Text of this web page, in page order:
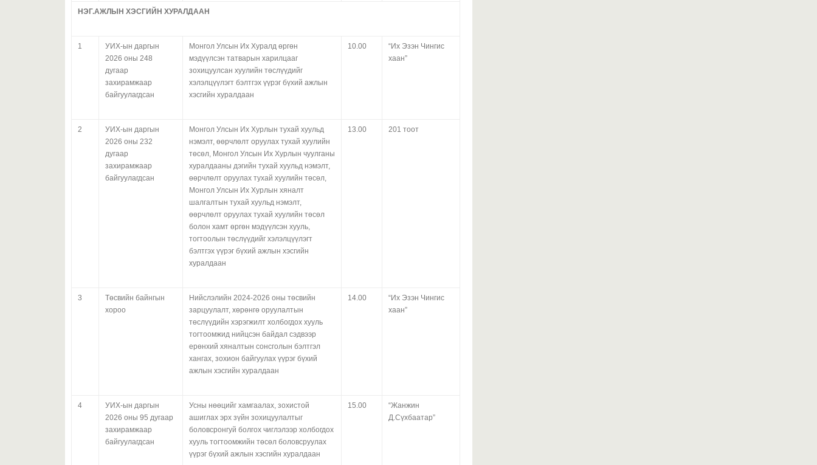
НЭГ.АЖЛЫН ХЭСГИЙН ХУРАЛДААН
1
УИХ-ын даргын
2026 оны 248
дугаар
захирамжаар
байгуулагдсан
Монгол Улсын Их Хуралд өргөн
мэдүүлсэн татварын харилцааг
зохицуулсан хуулийн төслүүдийг
хэлэлцүүлэгт бэлтгэх үүрэг бүхий ажлын
хэсгийн хуралдаан
10.00
“Их Эзэн Чингис
хаан”
2
УИХ-ын даргын
2026 оны 232
дугаар
захирамжаар
байгуулагдсан
Монгол Улсын Их Хурлын тухай хуульд
нэмэлт, өөрчлөлт оруулах тухай хуулийн
төсөл, Монгол Улсын Их Хурлын чуулганы
хуралдааны дэгийн тухай хуульд нэмэлт,
өөрчлөлт оруулах тухай хуулийн төсөл,
Монгол Улсын Их Хурлын хяналт
шалгалтын тухай хуульд нэмэлт,
өөрчлөлт оруулах тухай хуулийн төсөл
болон хамт өргөн мэдүүлсэн хууль,
тогтоолын төслүүдийг хэлэлцүүлэгт
бэлтгэх үүрэг бүхий ажлын хэсгийн
хуралдаан
13.00 201 тоот
3
Төсвийн байнгын
хороо
Нийслэлийн 2024-2026 оны төсвийн
зарцуулалт, хөрөнгө оруулалтын
төслүүдийн хэрэгжилт холбогдох хууль
тогтоомжид нийцсэн байдал сэдвээр
ерөнхий хяналтын сонсголын бэлтгэл
хангах, зохион байгуулах үүрэг бүхий
ажлын хэсгийн хуралдаан
14.00
“Их Эзэн Чингис
хаан”
4
УИХ-ын даргын
2026 оны 95 дугаар
захирамжаар
байгуулагдсан
Усны нөөцийг хамгаалах, зохистой
ашиглах эрх зүйн зохицуулалтыг
боловсронгуй болгох чиглэлээр холбогдох
хууль тогтоомжийн төсөл боловсруулах
үүрэг бүхий ажлын хэсгийн хуралдаан
15.00
“Жанжин
Д.Сүхбаатар”